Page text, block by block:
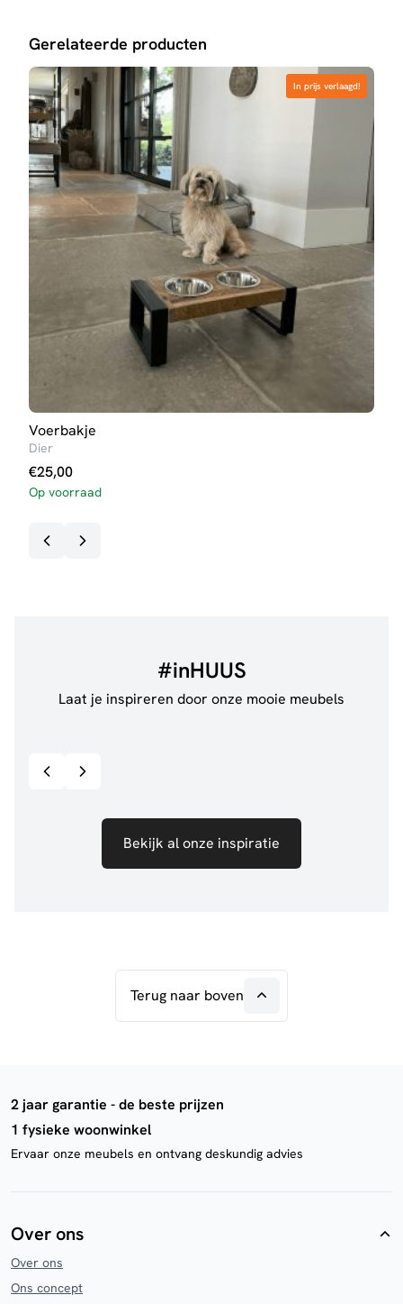
Gerelateerde producten
In prijs verlaagd!
In prijs verlaagd!
Voerbakje
Dier
€25,00
Op voorraad
#inHUUS
Laat je inspireren door onze mooie meubels
Bekijk al onze inspiratie
Terug naar boven
2 jaar garantie - de beste prijzen
1 fysieke woonwinkel
Ervaar onze meubels en ontvang deskundig advies
Over ons
Over ons
Ons concept